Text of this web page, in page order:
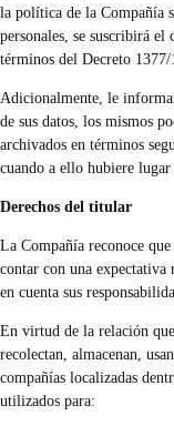
la política de la Compañía
personales, se suscribirá
términos del Decreto 1377/
Adicionalmente, le
de sus datos, los mismos
archivados en términos
cuando a ello hubiere lugar
Derechos del titular
La Compañía reconoce
contar con una expectativa
en cuenta sus
En virtud de la relación
recolectan, almacenan,
compañías localizadas
utilizados para: